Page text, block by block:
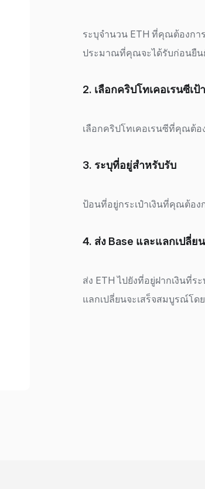
ระบุจำนวน ETH ที่คุณต้องกา
ประมาณที่คุณจะได้รับก่อนยื
2. เลือกคริปโทเคอเรนซีเป้
เลือกคริปโทเคอเรนซีที่คุณต้อ
3. ระบุที่อยู่สำหรับรับ
ป้อนที่อยู่กระเป๋าเงินที่คุณต้อ
4. ส่ง Base และแลกเปลี่ยน
ส่ง ETH ไปยังที่อยู่ฝากเงินที่ร
แลกเปลี่ยนจะเสร็จสมบูรณ์โด